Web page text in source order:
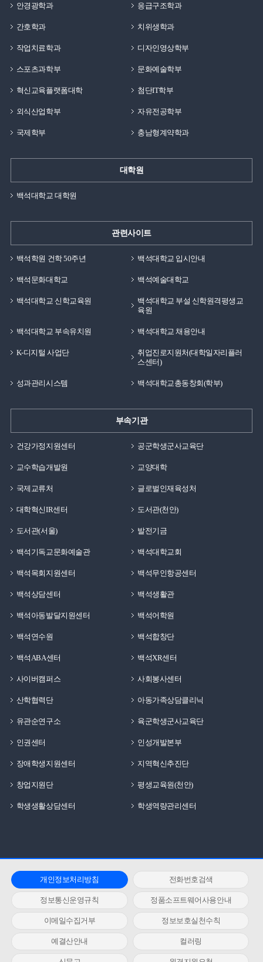
안경광학과 응급구조학과
간호학과 치위생학과
작업치료학과 디자인영상학부
스포츠과학부 문화예술학부
혁신교육플랫폼대학 첨단IT학부
외식산업학부 자유전공학부
국제학부 충남형계약학과
대학원
백석대학교 대학원
관련사이트
백석학원 건학 50주년 백석대학교 입시안내
백석문화대학교 백석예술대학교
백석대학교 신학교육원
백석대학교 부설 신학원격평생교
육원
백석대학교 부속유치원 백석대학교 채용안내
K-디지털 사업단
취업진로지원처(대학일자리플러
스센터)
성과관리시스템 백석대학교총동창회(학부)
부속기관
건강가정지원센터 공군학생군사교육단
교수학습개발원 교양대학
국제교류처 글로벌인재육성처
대학혁신IR센터 도서관(천안)
도서관(서울) 발전기금
백석기독교문화예술관 백석대학교회
백석목회지원센터 백석무인항공센터
백석상담센터 백석생활관
백석아동발달지원센터 백석어학원
백석연수원 백석합창단
백석ABA센터 백석XR센터
사이버캠퍼스 사회봉사센터
산학협력단 아동가족상담클리닉
유관순연구소 육군학생군사교육단
인권센터 인성개발본부
장애학생지원센터 지역혁신추진단
창업지원단 평생교육원(천안)
학생생활상담센터 학생역량관리센터
개인정보처리방침 전화번호검색
정보통신운영규칙 정품소프트웨어사용안내
이메일수집거부 정보보호실천수칙
예결산안내 컬러링